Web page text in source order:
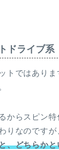
ドライブ系
トではありま
からスピン特
りなのですが
、どちらか